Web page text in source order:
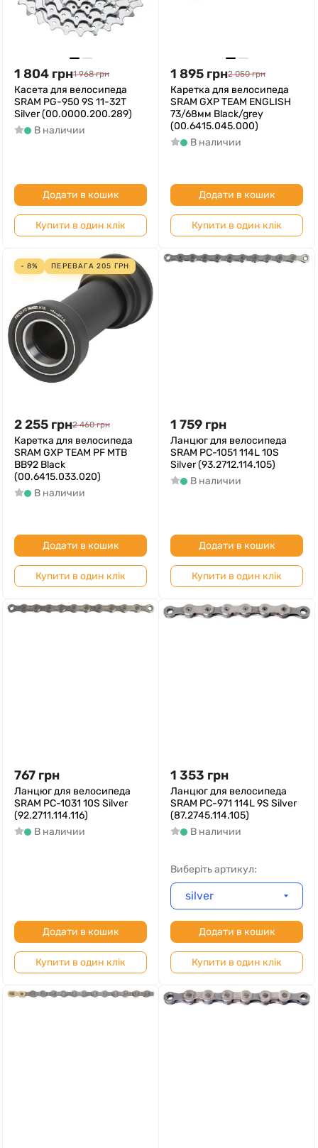
1 804 грн1 968 грн
Касета для велосипеда
SRAM PG-950 9S 11-32T
Silver (00.0000.200.289)
В наличии
Додати в кошик
Купити в один клік
1 895 грн2 050 грн
Каретка для велосипеда
SRAM GXP TEAM ENGLISH
73/68мм Black/grey
(00.6415.045.000)
В наличии
Додати в кошик
Купити в один клік
- 8% ПЕРЕВАГА205 ГРН
2 255 грн2 460 грн
Каретка для велосипеда
SRAM GXP TEAM PF MTB
BB92 Black
(00.6415.033.020)
В наличии
Додати в кошик
Купити в один клік
1 759 грн
Ланцюг для велосипеда
SRAM PC-1051 114L 10S
Silver (93.2712.114.105)
В наличии
Додати в кошик
Купити в один клік
767 грн
Ланцюг для велосипеда
SRAM PC-1031 10S Silver
(92.2711.114.116)
В наличии
Додати в кошик
Купити в один клік
1 353 грн
Ланцюг для велосипеда
SRAM PC-971 114L 9S Silver
(87.2745.114.105)
В наличии
Виберіть артикул:
silver
Додати в кошик
Купити в один клік